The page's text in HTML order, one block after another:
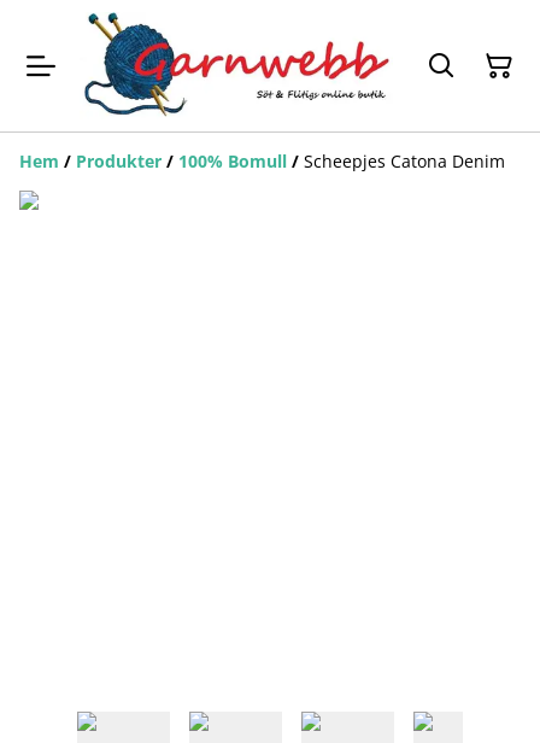
Hem / Produkter / 100% Bomull / Scheepjes Catona Denim